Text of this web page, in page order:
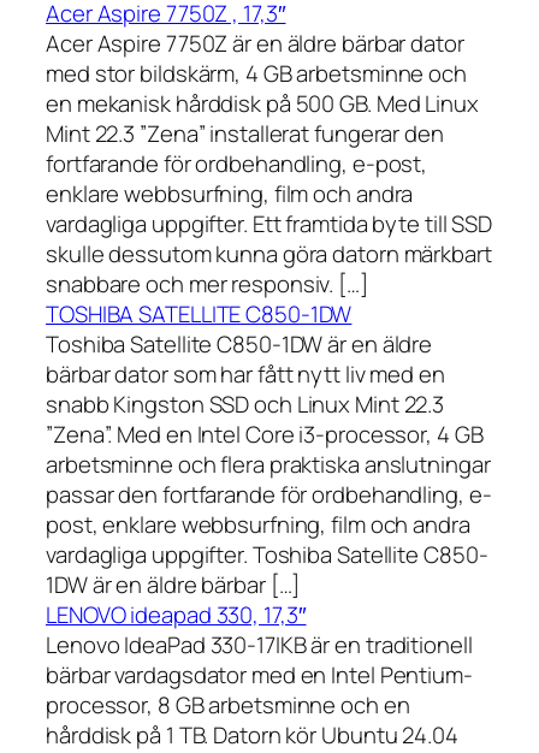
Acer Aspire 7750Z , 17,3″
Acer Aspire 7750Z är en äldre bärbar dator
med stor bildskärm, 4 GB arbetsminne och
en mekanisk hårddisk på 500 GB. Med Linux
Mint 22.3 ”Zena” installerat fungerar den
fortfarande för ordbehandling, e-post,
enklare webbsurfning, film och andra
vardagliga uppgifter. Ett framtida byte till SSD
skulle dessutom kunna göra datorn märkbart
snabbare och mer responsiv. […]
TOSHIBA SATELLITE C850-1DW
Toshiba Satellite C850-1DW är en äldre
bärbar dator som har fått nytt liv med en
snabb Kingston SSD och Linux Mint 22.3
”Zena”. Med en Intel Core i3-processor, 4 GB
arbetsminne och flera praktiska anslutningar
passar den fortfarande för ordbehandling, e-
post, enklare webbsurfning, film och andra
vardagliga uppgifter. Toshiba Satellite C850-
1DW är en äldre bärbar […]
LENOVO ideapad 330, 17,3″
Lenovo IdeaPad 330-17IKB är en traditionell
bärbar vardagsdator med en Intel Pentium-
processor, 8 GB arbetsminne och en
hårddisk på 1 TB. Datorn kör Ubuntu 24.04